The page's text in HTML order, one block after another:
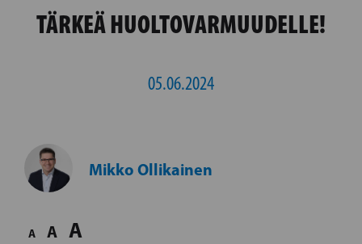
TÄRKEÄ HUOLTOVARMUUDELLE!
05.06.2024
Mikko Ollikainen
A A A